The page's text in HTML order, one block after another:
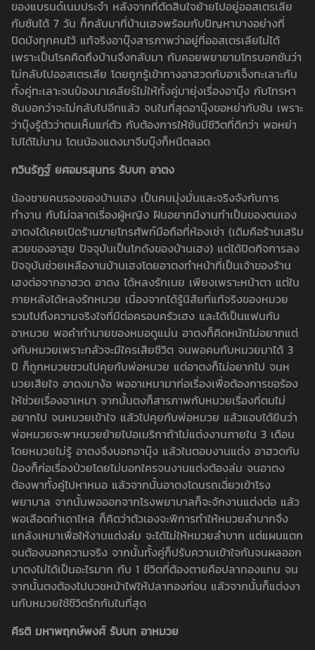
ของแบรนด์เนมประจำ หลังจากที่ตัดสินใจย้ายไปอยู่ออสเตรเลีย
กับซันได้ 7 วัน ก็กลับมาที่บ้านเฮงพร้อมกับปัญหาบางอย่างที่
ปิดบังทุกคนไว้ แท้จริงอาบุ๊งสารภาพว่าอยู่ที่ออสเตรเลียไม่ได้
เพราะเป็นโรคคิดถึงบ้านจึงกลับมา กับคอยพยายามโทรบอกซันว่า
ไม่กลับไปออสเตรเลีย โดยถูกรู้เข้าทางอาฮวดกับอาเจ็งทะเลาะกัน
ทั้งคู่ทะเลาะจนป๋องมาเคลียร์ไม่ให้ทั้งคู่มายุ่งเรื่องอาบุ๊ง กับโทรหา
ซันบอกว่าจะไม่กลับไปอีกแล้ว จนในที่สุดอาบุ๊งขอหย่ากับซัน เพราะ
ว่าบุ๊งรู้ตัวว่าตนเห็นแก่ตัว กับต้องการให้ซันมีชีวิตที่ดีกว่า พอหย่า
ไปได้ไม่นาน โดนน้องแดงมาจีบบุ๊งก็หนีตลอด
กวินรัฎฐ์ ยศอมรสุนทร รับบท อาตง
น้องชายคนรองของบ้านเฮง เป็นคนมุ่งมั่นและจริงจังกับการ
ทำงาน กับไม่ฉลาดเรื่องผู้หญิง ฝันอยากมีงานทำเป็นของตนเอง
อาตงได้เคยเปิดร้านขายโทรศัพท์มือถือที่ห้องเช่า (เดิมคือร้านเสริม
สวยของอาฮุย ปัจจุบันเป็นโกดังของบ้านเฮง) แต่ได้ปิดกิจการลง
ปัจจุบันช่วยเหลืองานบ้านเฮงโดยอาตงทำหน้าที่เป็นเจ้าของร้าน
เฮงต่อจากอาฮวด อาตง ได้หลงรักเนย เพียงเพราะหน้าตา แต่ใน
ภายหลังได้หลงรักหมวย เนื่องจากได้รู้นิสัยที่แท้จริงของหมวย
รวมไปถึงความจริงใจที่มีต่อครอบครัวเฮง และได้เป็นแฟนกับ
อาหมวย พอคำทำนายของหมอดูแม่น อาตงก็คิดหนักไม่อยากแต่
งกับหมวยเพราะกลัวจะมีใครเสียชีวิต จนพอคบกับหมวยมาได้ 3
ปี ก็ถูกหมวยชวนไปคุยกับพ่อหมวย แต่อาตงก็ไม่อยากไป จนห
มวยเสียใจ อาตงมาง้อ พออาเหมามาก่อเรื่องเพื่อต้องการขอร้อง
ให้ช่วยเรื่องอาเหมา จากนั้นตงก็สารภาพกับหมวยเรื่องที่ตนไม่
อยากไป จนหมวยเข้าใจ แล้วไปคุยกับพ่อหมวย แล้วแอบได้ยินว่า
พ่อหมวยจะพาหมวยย้ายไปอเมริกาถ้าไม่แต่งงานภายใน 3 เดือน
โดยหมวยไม่รู้ อาตงจึงบอกอาบุ๊ง แล้วในตอบงานแต่ง อาฮวดกับ
ป๋องก็ก่อเรื่องป่วยโดยไม่บอกใครจนงานแต่งต้องล่ม จนอาตง
ต้องพาทั้งคู่ไปหาหมอ แล้วจากนั้นอาตงโดนรถเฉี่ยวเข้าโรง
พยาบาล จากนั้นพอออกจากโรงพยาบาลก็จะจักงานแต่งต่อ แล้ว
พอเลือดกำเดาไหล ก็คิดว่าตัวเองจะพิการทำให้หมวยลำบากจึง
แกล้งเหมาเพื่อให้งานแต่งล่ม จะได้ไม่ให้หมวยลำบาก แต่แผนแตก
จนต้องบอกความจริง จากนั้นทั้งคู่ก็ปรับความเข้าใจกันจนผลออก
มาตงไม่ได้เป็นอะไรมาก กับ 1 ชีวิตที่ต้องตายคือปลาทองแทน จน
จากนั้นตงต้องไปบวชหน้าไฟให้ปลาทองก่อน แล้วจากนั้นก็แต่งงา
นกับหมวยใช้ชีวิตรักกันในที่สุด
คีรติ มหาพฤกษ์พงศ์ รับบท อาหมวย